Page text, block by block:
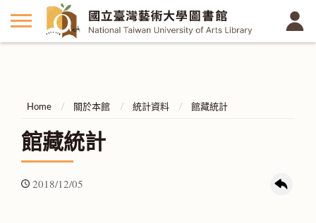
Home 關於本館 統計資料 館藏統計
館藏統計
2018/12/05